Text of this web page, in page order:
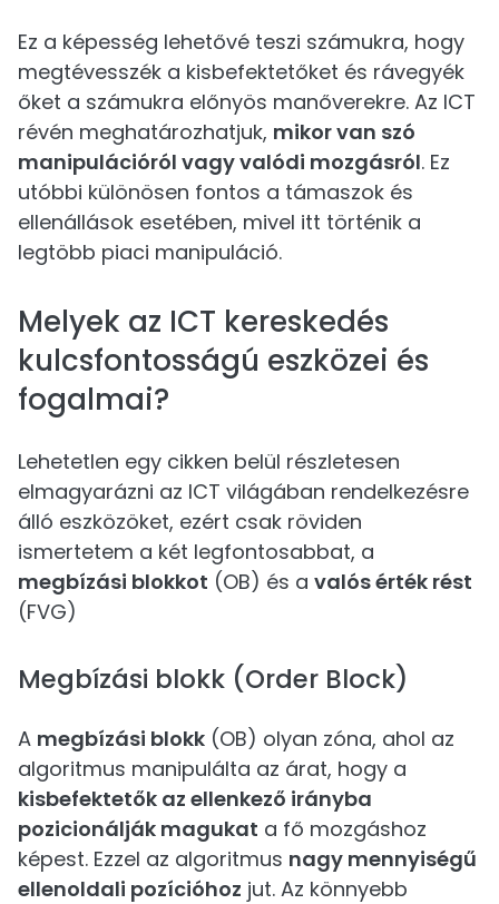
Ez a képesség lehetővé teszi számukra, hogy
megtévesszék a kisbefektetőket és rávegyék
őket a számukra előnyös manőverekre. Az ICT
révén meghatározhatjuk, mikor van szó
manipulációról vagy valódi mozgásról. Ez
utóbbi különösen fontos a támaszok és
ellenállások esetében, mivel itt történik a
legtöbb piaci manipuláció.
Melyek az ICT kereskedés
kulcsfontosságú eszközei és
fogalmai?
Lehetetlen egy cikken belül részletesen
elmagyarázni az ICT világában rendelkezésre
álló eszközöket, ezért csak röviden
ismertetem a két legfontosabbat, a
megbízási blokkot (OB) és a valós érték rést
(FVG)
Megbízási blokk (Order Block)
A megbízási blokk (OB) olyan zóna, ahol az
algoritmus manipulálta az árat, hogy a
kisbefektetők az ellenkező irányba
pozicionálják magukat a fő mozgáshoz
képest. Ezzel az algoritmus nagy mennyiségű
ellenoldali pozícióhoz jut. Az könnyebb